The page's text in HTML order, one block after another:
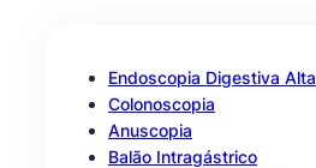
Endoscopia Digestiva Alta
Colonoscopia
Anuscopia
Balão Intragástrico